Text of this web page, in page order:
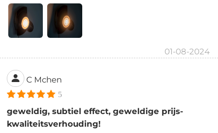
01-08-2024
C Mchen
5
geweldig, subtiel effect, geweldige prijs-
kwaliteitsverhouding!